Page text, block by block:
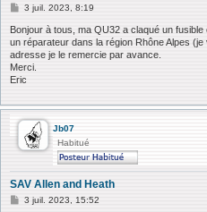
M
s
s
a
g
e
3 juil. 2023, 8:19
Bonjour à tous, ma QU32 a claqué un
un réparateur dans la région Rhône Alpes
adresse je le remercie par avance.
Merci.
Eric
Jb07
Habitué
SAV Allen and Heath
M3 juil. 2023, 15:52